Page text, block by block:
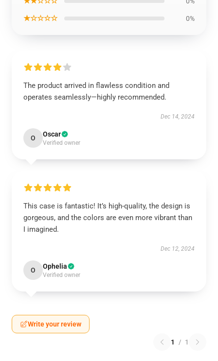
★☆☆☆☆ 0%
The product arrived in flawless condition and
operates seamlessly—highly recommended.
Dec 14, 2024
O Oscar
Verified owner
This case is fantastic! It’s high-quality, the design is
gorgeous, and the colors are even more vibrant than
I imagined.
Dec 12, 2024
O Ophelia
Verified owner
Write your review
1 / 1